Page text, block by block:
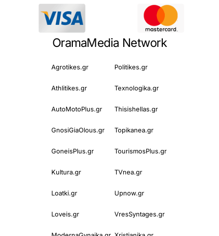
OramaMedia Network
Agrotikes.gr Politikes.gr
Athlitikes.gr Texnologika.gr
AutoMotoPlus.gr Thisishellas.gr
GnosiGiaOlous.gr Topikanea.gr
GoneisPlus.gr TourismosPlus.gr
Kultura.gr TVnea.gr
Loatki.gr Upnow.gr
Loveis.gr VresSyntages.gr